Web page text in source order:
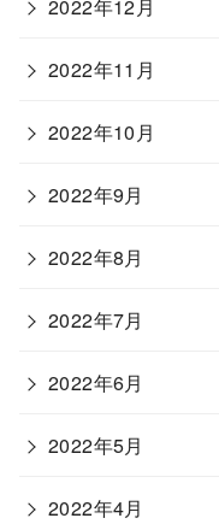
2022年12月
2022年11月
2022年10月
2022年9月
2022年8月
2022年7月
2022年6月
2022年5月
2022年4月